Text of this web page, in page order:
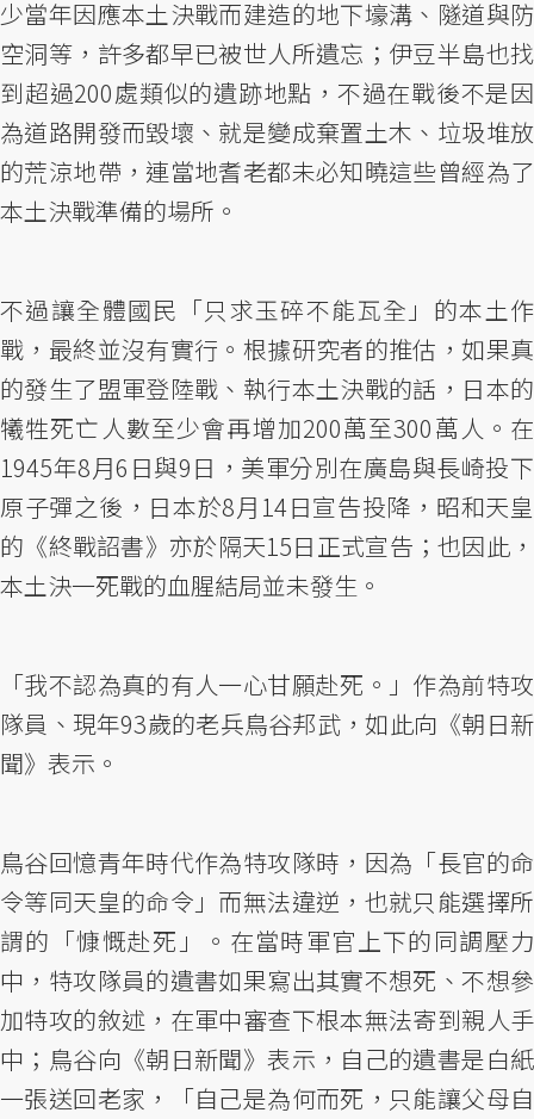
少當年因應本土決戰而建造的地下壕溝、隧道與防
空洞等，許多都早已被世人所遺忘；伊豆半島也找
到超過200處類似的遺跡地點，不過在戰後不是因
為道路開發而毀壞、就是變成棄置土木、垃圾堆放
的荒涼地帶，連當地耆老都未必知曉這些曾經為了
本土決戰準備的場所。
不過讓全體國民「只求玉碎不能瓦全」的本土作
戰，最終並沒有實行。根據研究者的推估，如果真
的發生了盟軍登陸戰、執行本土決戰的話，日本的
犧牲死亡人數至少會再增加200萬至300萬人。在
1945年8月6日與9日，美軍分別在廣島與長崎投下
原子彈之後，日本於8月14日宣告投降，昭和天皇
的《終戰詔書》亦於隔天15日正式宣告；也因此，
本土決一死戰的血腥結局並未發生。
「我不認為真的有人一心甘願赴死。」作為前特攻
隊員、現年93歲的老兵鳥谷邦武，如此向《朝日新
聞》表示。
鳥谷回憶青年時代作為特攻隊時，因為「長官的命
令等同天皇的命令」而無法違逆，也就只能選擇所
謂的「慷慨赴死」。在當時軍官上下的同調壓力
中，特攻隊員的遺書如果寫出其實不想死、不想參
加特攻的敘述，在軍中審查下根本無法寄到親人手
中；鳥谷向《朝日新聞》表示，自己的遺書是白紙
一張送回老家，「自己是為何而死，只能讓父母自